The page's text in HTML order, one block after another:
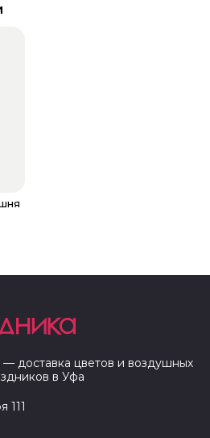
— доставка цветов и воздушных
в Уфа
111